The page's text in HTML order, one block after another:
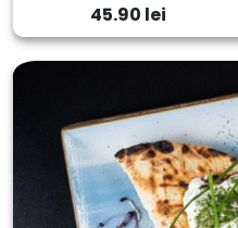
45.90 lei